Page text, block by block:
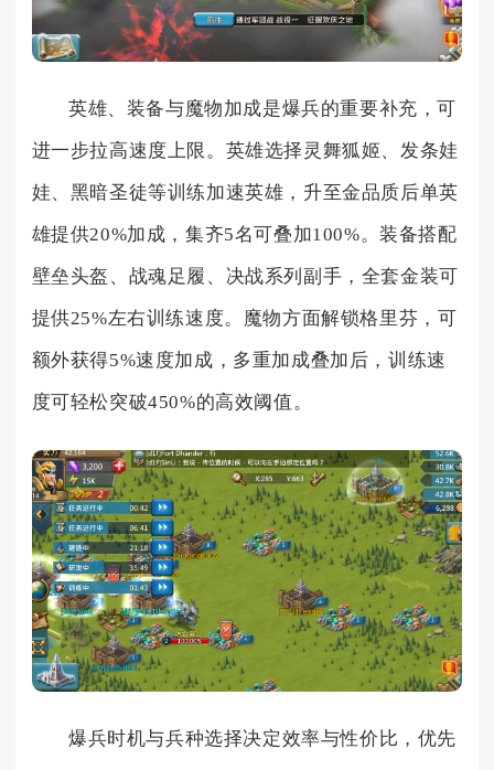
英雄、装备与魔物加成是爆兵的重要补充，可
进一步拉高速度上限。英雄选择灵舞狐姬、发条娃
娃、黑暗圣徒等训练加速英雄，升至金品质后单英
雄提供20%加成，集齐5名可叠加100%。装备搭配
壁垒头盔、战魂足履、决战系列副手，全套金装可
提供25%左右训练速度。魔物方面解锁格里芬，可
额外获得5%速度加成，多重加成叠加后，训练速
度可轻松突破450%的高效阈值。
爆兵时机与兵种选择决定效率与性价比，优先